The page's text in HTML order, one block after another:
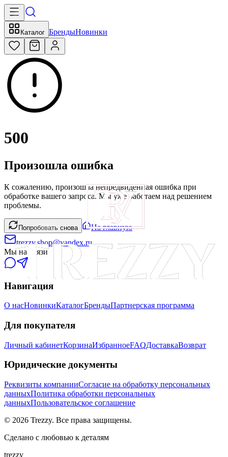
Каталог БрендыНовинки
500
Произошла ошибка
К сожалению, произошла непредвиденная ошибка при
обработке вашего запроса. Мы уже работаем над решением
проблемы.
Попробовать снова
На главную
trezzy.shop@yandex.ru
Мы на связи
Навигация
О насНовинкиКаталогБрендыПартнерская программа
Для покупателя
Личный кабинетКорзинаИзбранноеFAQДоставкаВозврат
Юридические документы
Реквизиты компанииСогласие на обработку персональных
данныхПолитика обработки персональных
данныхПользовательское соглашение
© 2026 Trezzy. Все права защищены.
Сделано с любовью к деталям
trezzy